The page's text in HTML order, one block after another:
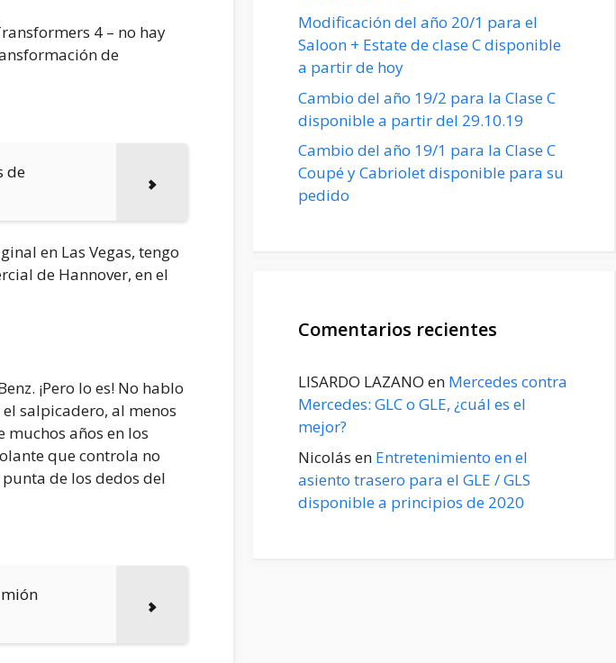
4 – no hay
de
de
en Las Vegas, tengo
de Hannover, en el
¡Pero lo es! No hablo
salpicadero, al menos
años en los
que controla no
de los dedos del
Modificación del año 20/1 para el
Saloon + Estate de clase C disponible
a partir de hoy
Cambio del año 19/2 para la Clase C
disponible a partir del 29.10.19
Cambio del año 19/1 para la Clase C
Coupé y Cabriolet disponible para su
pedido
Comentarios recientes
LISARDO LAZANO en Mercedes contra
Mercedes: GLC o GLE, ¿cuál es el
mejor?
Nicolás en Entretenimiento en el
asiento trasero para el GLE / GLS
disponible a principios de 2020